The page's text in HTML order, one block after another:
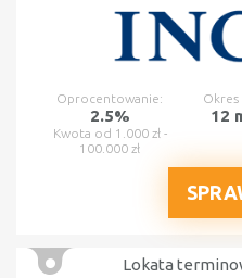
Oprocentowanie: Okres
2.5% 12
Kwota od 1.000 zł -
100.000 zł
Lokata